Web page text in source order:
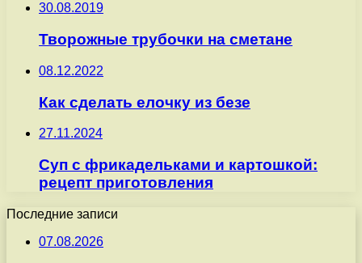
30.08.2019
Творожные трубочки на сметане
08.12.2022
Как сделать елочку из безе
27.11.2024
Суп с фрикадельками и картошкой:
рецепт приготовления
Последние записи
07.08.2026